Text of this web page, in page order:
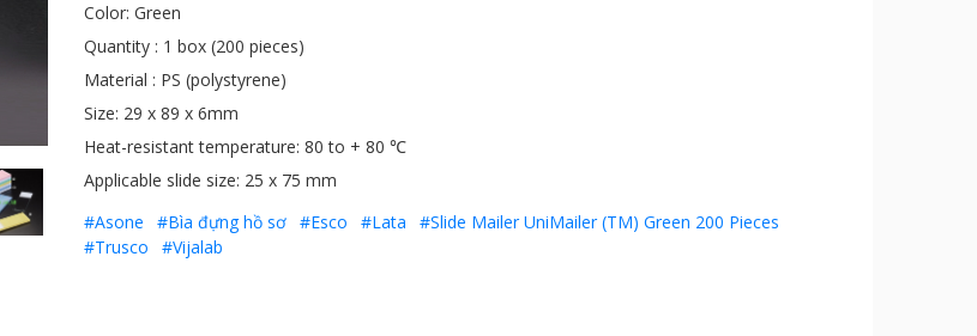
Color: Green
Quantity : 1 box (200 pieces)
Material : PS (polystyrene)
Size: 29 x 89 x 6mm
Heat-resistant temperature: 80 to + 80 ℃
Applicable slide size: 25 x 75 mm
#Asone
#Bìa đựng hồ sơ #Esco #Lata
#Slide Mailer UniMailer (TM) Green 200 Pieces
#Trusco
#Vijalab